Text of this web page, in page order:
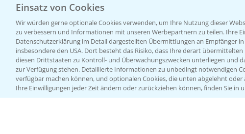
WEBSITE BESUCHEN
Einsatz von Cookies
Wir würden gerne optionale Cookies verwenden, um Ihre Nutzung dieser
zu verbessern und Informationen mit unseren Werbepartnern zu teilen. Ihre
Datenschutzerklärung im Detail dargestellten Übermittlungen an Empfänger
insbesondere den USA. Dort besteht das Risiko, dass Ihre derart
diesen Drittstaaten zu Kontroll- und Überwachungszwecken unterliegen und
zur Verfügung stehen. Detaillierte Informationen zu unbedingt notwendigen
verfügbar machen können, und optionalen Cookies, die unten abgelehnt
Ihre Einwilligungen jeder Zeit ändern oder zurückziehen können, finden Sie in